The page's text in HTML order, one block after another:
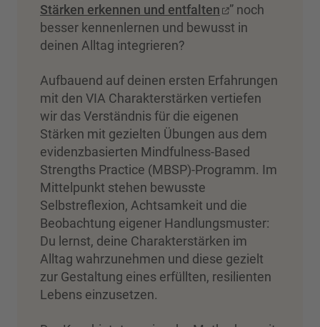
Stärken erkennen und entfalten
” noch
besser kennenlernen und bewusst in
deinen Alltag integrieren?
Aufbauend auf deinen ersten Erfahrungen
mit den VIA Charakterstärken vertiefen
wir das Verständnis für die eigenen
Stärken mit gezielten Übungen aus dem
evidenzbasierten Mindfulness-Based
Strengths Practice (MBSP)-Programm. Im
Mittelpunkt stehen bewusste
Selbstreflexion, Achtsamkeit und die
Beobachtung eigener Handlungsmuster:
Du lernst, deine Charakterstärken im
Alltag wahrzunehmen und diese gezielt
zur Gestaltung eines erfüllten, resilienten
Lebens einzusetzen.